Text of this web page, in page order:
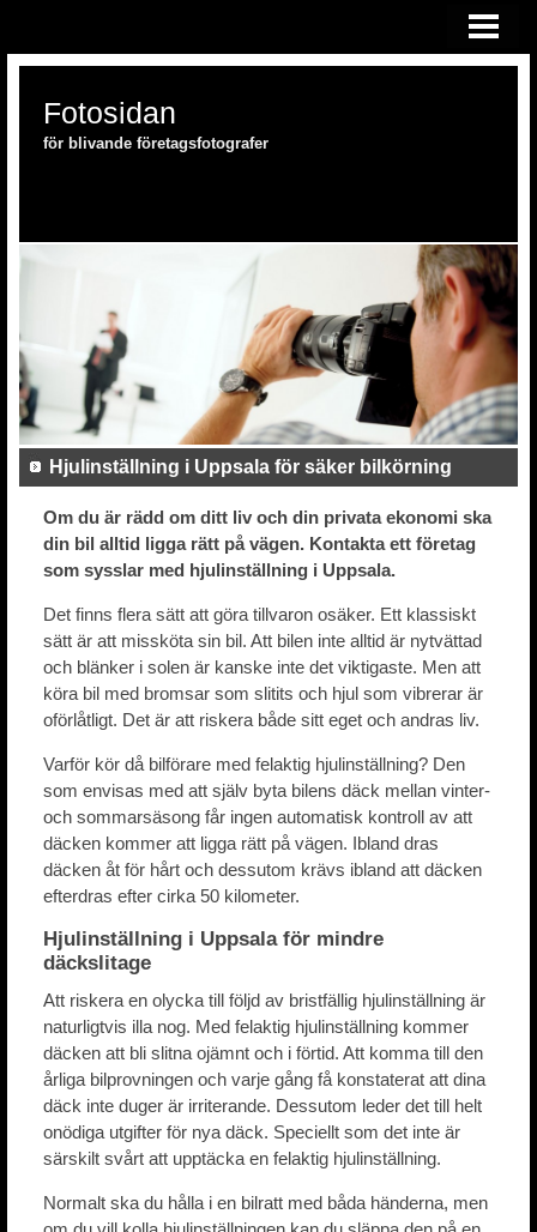
FOTOUTRUSTNING
Fotosidan
för blivande företagsfotografer
Hjulinställning i Uppsala för säker bilkörning
Om du är rädd om ditt liv och din privata ekonomi ska
din bil alltid ligga rätt på vägen. Kontakta ett företag
som sysslar med hjulinställning i Uppsala.
Det finns flera sätt att göra tillvaron osäker. Ett klassiskt
sätt är att missköta sin bil. Att bilen inte alltid är nytvättad
och blänker i solen är kanske inte det viktigaste. Men att
köra bil med bromsar som slitits och hjul som vibrerar är
oförlåtligt. Det är att riskera både sitt eget och andras liv.
Varför kör då bilförare med felaktig hjulinställning? Den
som envisas med att själv byta bilens däck mellan vinter-
och sommarsäsong får ingen automatisk kontroll av att
däcken kommer att ligga rätt på vägen. Ibland dras
däcken åt för hårt och dessutom krävs ibland att däcken
efterdras efter cirka 50 kilometer.
Hjulinställning i Uppsala för mindre
däckslitage
Att riskera en olycka till följd av bristfällig hjulinställning är
naturligtvis illa nog. Med felaktig hjulinställning kommer
däcken att bli slitna ojämnt och i förtid. Att komma till den
årliga bilprovningen och varje gång få konstaterat att dina
däck inte duger är irriterande. Dessutom leder det till helt
onödiga utgifter för nya däck. Speciellt som det inte är
särskilt svårt att upptäcka en felaktig hjulinställning.
Normalt ska du hålla i en bilratt med båda händerna, men